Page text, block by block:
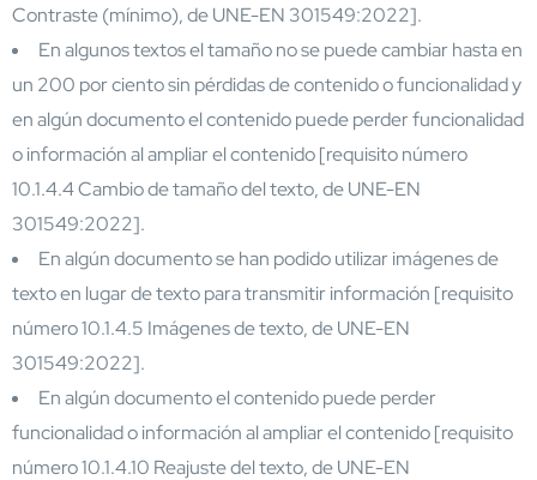
Contraste (mínimo), de UNE-EN 301549:2022].
En algunos textos el tamaño no se puede cambiar hasta en
un 200 por ciento sin pérdidas de contenido o funcionalidad y
en algún documento el contenido puede perder funcionalidad
o información al ampliar el contenido [requisito número
10.1.4.4 Cambio de tamaño del texto, de UNE-EN
301549:2022].
En algún documento se han podido utilizar imágenes de
texto en lugar de texto para transmitir información [requisito
número 10.1.4.5 Imágenes de texto, de UNE-EN
301549:2022].
En algún documento el contenido puede perder
funcionalidad o información al ampliar el contenido [requisito
número 10.1.4.10 Reajuste del texto, de UNE-EN